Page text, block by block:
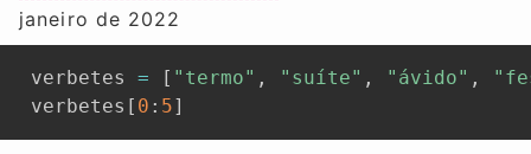
janeiro de 2022
verbetes = [ "termo" , "suíte" , "ávido" ,
verbetes [ 0 : 5]